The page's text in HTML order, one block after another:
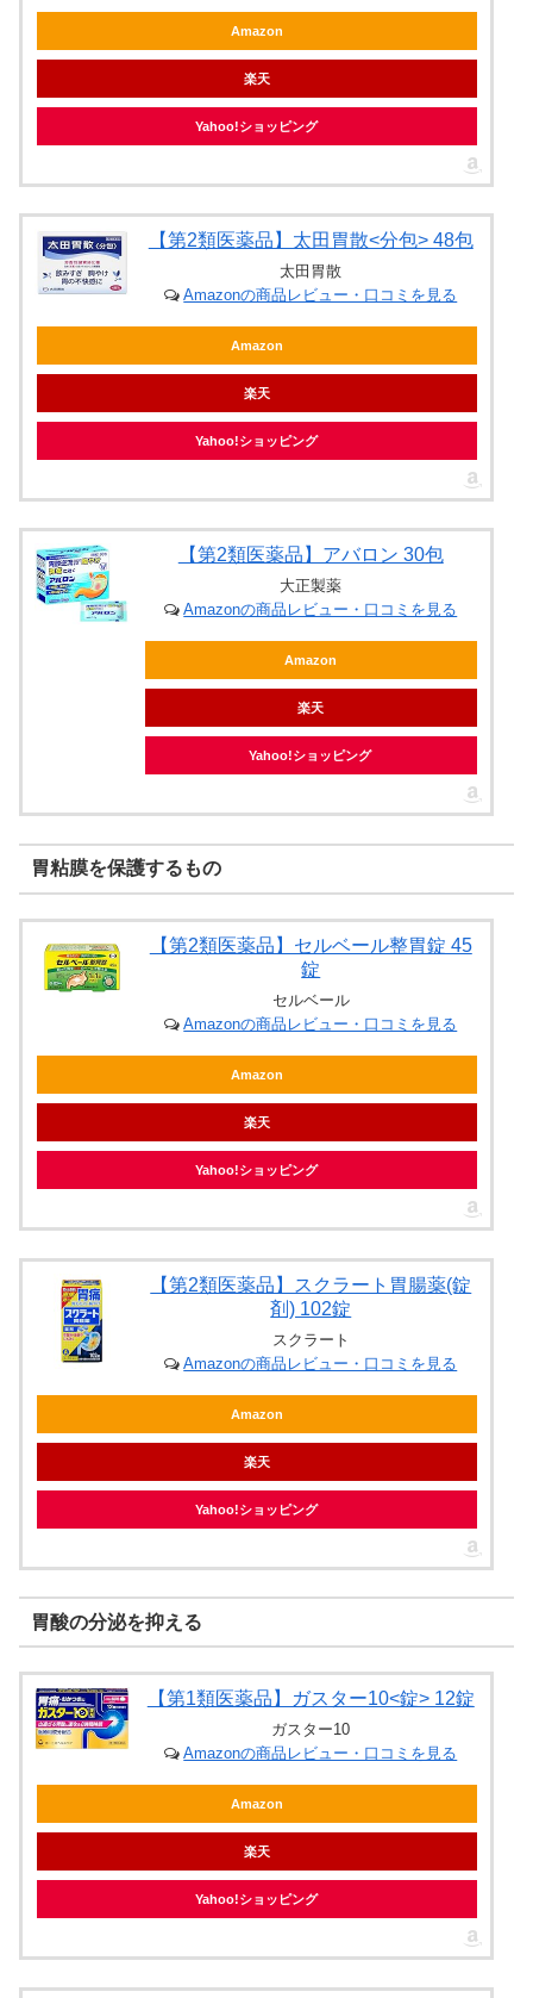
Amazon
楽天
Yahoo!ショッピング
【第2類医薬品】太田胃散<分包> 48包
太田胃散
Amazonの商品レビュー・口コミを見る
Amazon
楽天
Yahoo!ショッピング
【第2類医薬品】アバロン 30包
大正製薬
Amazonの商品レビュー・口コミを見る
Amazon
楽天
Yahoo!ショッピング
胃粘膜を保護するもの
【第2類医薬品】セルベール整胃錠 45
錠
セルベール
Amazonの商品レビュー・口コミを見る
Amazon
楽天
Yahoo!ショッピング
【第2類医薬品】スクラート胃腸薬(錠
剤) 102錠
スクラート
Amazonの商品レビュー・口コミを見る
Amazon
楽天
Yahoo!ショッピング
胃酸の分泌を抑える
【第1類医薬品】ガスター10<錠> 12錠
ガスター10
Amazonの商品レビュー・口コミを見る
Amazon
楽天
Yahoo!ショッピング